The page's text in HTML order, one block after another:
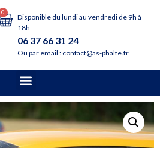
0
Disponible du lundi au vendredi de 9h à
18h
06 37 66 31 24
Ou par email : contact@as-phalte.fr